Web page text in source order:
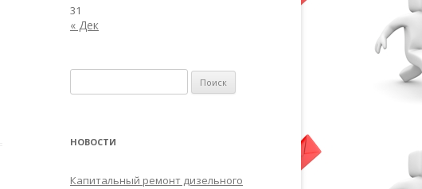
31
« Дек
НОВОСТИ
Капитальный ремонт дизельного